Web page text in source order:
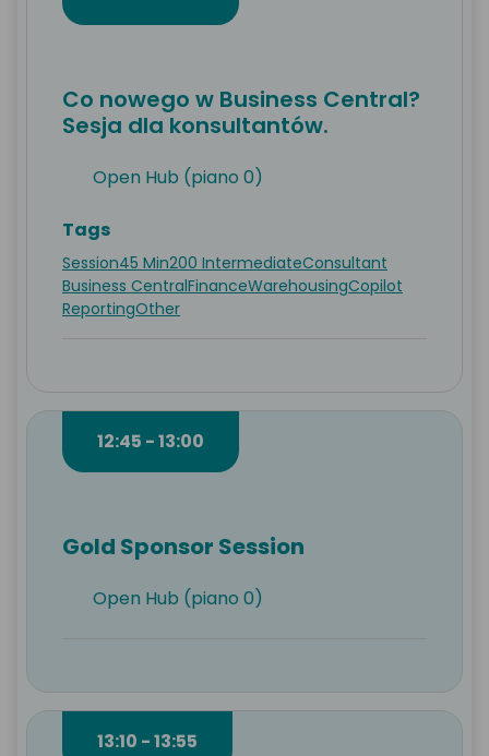
Co nowego w Business Central?
Sesja dla konsultantów.
Open Hub (piano 0)
Tags
Session45 Min200 IntermediateConsultant
Business CentralFinanceWarehousingCopilot
ReportingOther
12:45 - 13:00
Gold Sponsor Session
Open Hub (piano 0)
13:10 - 13:55